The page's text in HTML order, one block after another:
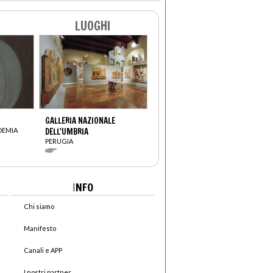
LUOGHI
GALLERIA NAZIONALE
DELL'UMBRIA
PERUGIA
INFO
Chi siamo
Manifesto
Canali e APP